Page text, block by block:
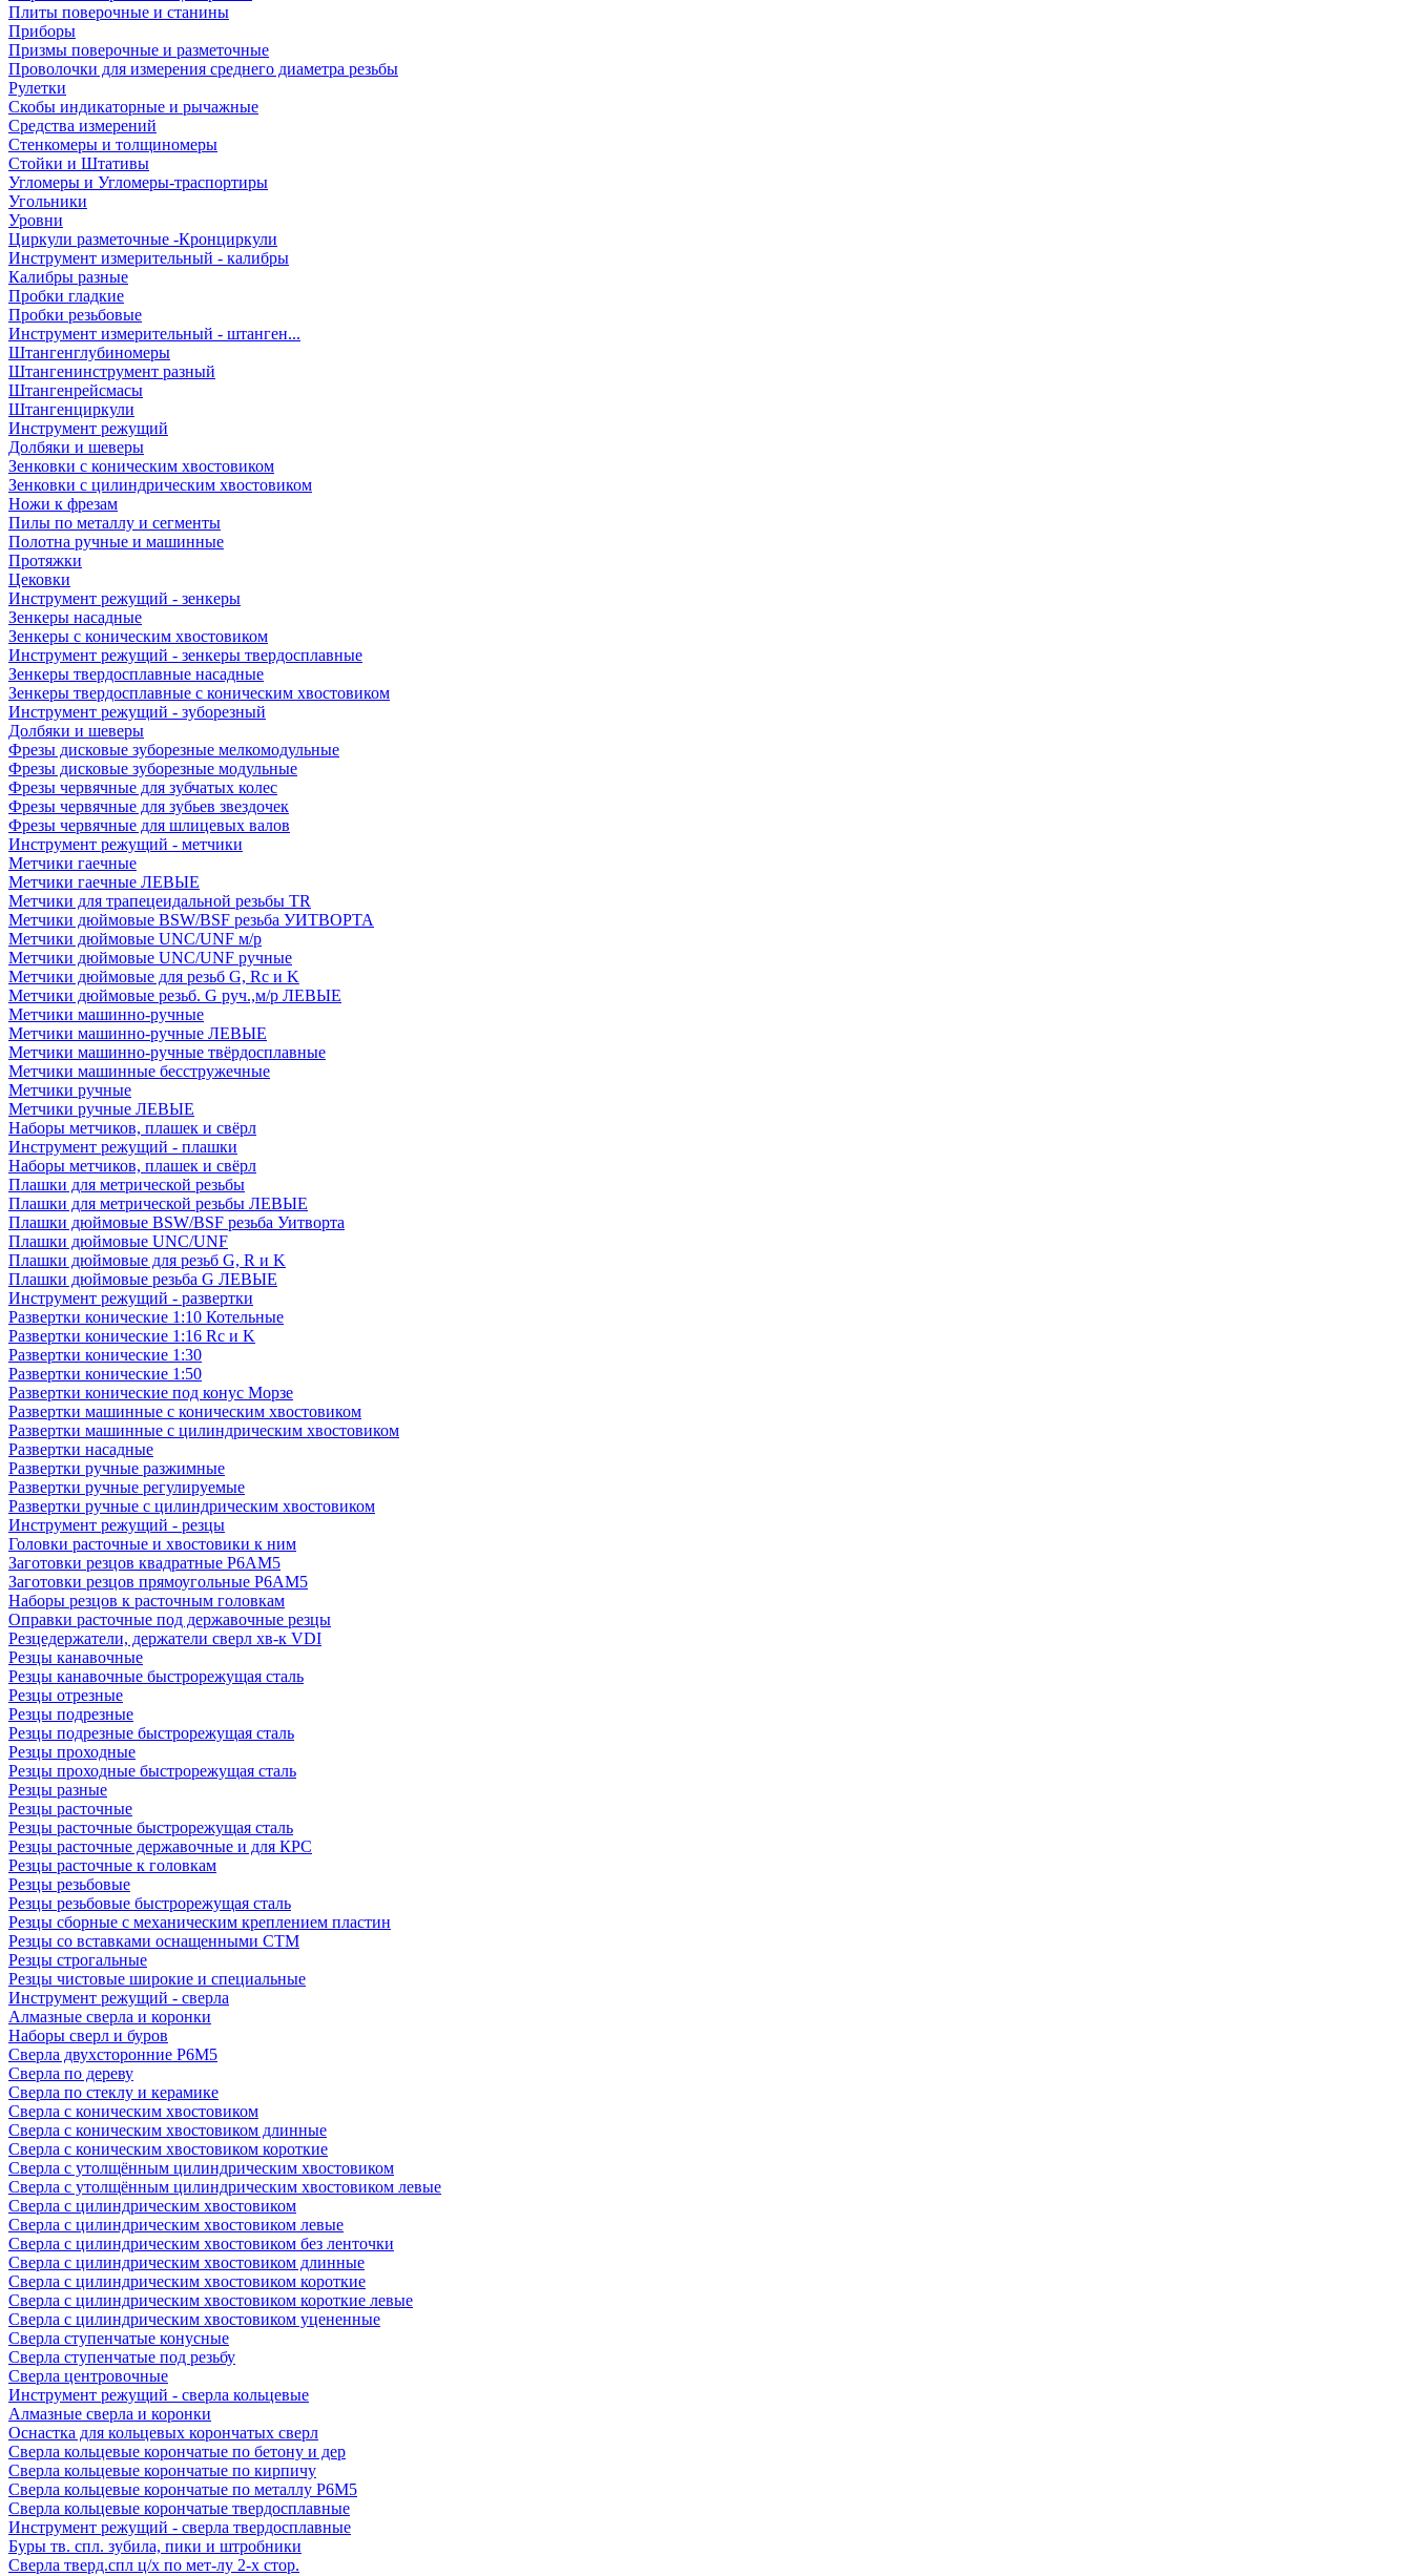
Плиты поверочные и станины
Приборы
Призмы поверочные и разметочные
Проволочки для измерения среднего диаметра резьбы
Рулетки
Скобы индикаторные и рычажные
Средства измерений
Стенкомеры и толщиномеры
Стойки и Штативы
Угломеры и Угломеры-траспортиры
Угольники
Уровни
Циркули разметочные -Кронциркули
Инструмент измерительный - калибры
Калибры разные
Пробки гладкие
Пробки резьбовые
Инструмент измерительный - штанген...
Штангенглубиномеры
Штангенинструмент разный
Штангенрейсмасы
Штангенциркули
Инструмент режущий
Долбяки и шеверы
Зенковки с коническим хвостовиком
Зенковки с цилиндрическим хвостовиком
Ножи к фрезам
Пилы по металлу и сегменты
Полотна ручные и машинные
Протяжки
Цековки
Инструмент режущий - зенкеры
Зенкеры насадные
Зенкеры с коническим хвостовиком
Инструмент режущий - зенкеры твердосплавные
Зенкеры твердосплавные насадные
Зенкеры твердосплавные с коническим хвостовиком
Инструмент режущий - зуборезный
Долбяки и шеверы
Фрезы дисковые зуборезные мелкомодульные
Фрезы дисковые зуборезные модульные
Фрезы червячные для зубчатых колес
Фрезы червячные для зубьев звездочек
Фрезы червячные для шлицевых валов
Инструмент режущий - метчики
Метчики гаечные
Метчики гаечные ЛЕВЫЕ
Метчики для трапецеидальной резьбы TR
Метчики дюймовые BSW/BSF резьба УИТВОРТА
Метчики дюймовые UNC/UNF м/р
Метчики дюймовые UNC/UNF ручные
Метчики дюймовые для резьб G, Rc и K
Метчики дюймовые резьб. G руч.,м/р ЛЕВЫЕ
Метчики машинно-ручные
Метчики машинно-ручные ЛЕВЫЕ
Метчики машинно-ручные твёрдосплавные
Метчики машинные бесстружечные
Метчики ручные
Метчики ручные ЛЕВЫЕ
Наборы метчиков, плашек и свёрл
Инструмент режущий - плашки
Наборы метчиков, плашек и свёрл
Плашки для метрической резьбы
Плашки для метрической резьбы ЛЕВЫЕ
Плашки дюймовые BSW/BSF резьба Уитворта
Плашки дюймовые UNC/UNF
Плашки дюймовые для резьб G, R и K
Плашки дюймовые резьба G ЛЕВЫЕ
Инструмент режущий - развертки
Развертки конические 1:10 Котельные
Развертки конические 1:16 Rc и K
Развертки конические 1:30
Развертки конические 1:50
Развертки конические под конус Морзе
Развертки машинные с коническим хвостовиком
Развертки машинные с цилиндрическим хвостовиком
Развертки насадные
Развертки ручные разжимные
Развертки ручные регулируемые
Развертки ручные с цилиндрическим хвостовиком
Инструмент режущий - резцы
Головки расточные и хвостовики к ним
Заготовки резцов квадратные Р6АМ5
Заготовки резцов прямоугольные Р6АМ5
Наборы резцов к расточным головкам
Оправки расточные под державочные резцы
Резцедержатели, держатели сверл хв-к VDI
Резцы канавочные
Резцы канавочные быстрорежущая сталь
Резцы отрезные
Резцы подрезные
Резцы подрезные быстрорежущая сталь
Резцы проходные
Резцы проходные быстрорежущая сталь
Резцы разные
Резцы расточные
Резцы расточные быстрорежущая сталь
Резцы расточные державочные и для КРС
Резцы расточные к головкам
Резцы резьбовые
Резцы резьбовые быстрорежущая сталь
Резцы сборные с механическим креплением пластин
Резцы со вставками оснащенными СТМ
Резцы строгальные
Резцы чистовые широкие и специальные
Инструмент режущий - сверла
Алмазные сверла и коронки
Наборы сверл и буров
Сверла двухсторонние Р6М5
Сверла по дереву
Сверла по стеклу и керамике
Сверла с коническим хвостовиком
Сверла с коническим хвостовиком длинные
Сверла с коническим хвостовиком короткие
Сверла с утолщённым цилиндрическим хвостовиком
Сверла с утолщённым цилиндрическим хвостовиком левые
Сверла с цилиндрическим хвостовиком
Сверла с цилиндрическим хвостовиком левые
Сверла с цилиндрическим хвостовиком без ленточки
Сверла с цилиндрическим хвостовиком длинные
Сверла с цилиндрическим хвостовиком короткие
Сверла с цилиндрическим хвостовиком короткие левые
Сверла с цилиндрическим хвостовиком уцененные
Сверла ступенчатые конусные
Сверла ступенчатые под резьбу
Сверла центровочные
Инструмент режущий - сверла кольцевые
Алмазные сверла и коронки
Оснастка для кольцевых корончатых сверл
Сверла кольцевые корончатые по бетону и дер
Сверла кольцевые корончатые по кирпичу
Сверла кольцевые корончатые по металлу Р6М5
Сверла кольцевые корончатые твердосплавные
Инструмент режущий - сверла твердосплавные
Буры тв. спл. зубила, пики и штробники
Сверла тверд.спл ц/х по мет-лу 2-х стор.